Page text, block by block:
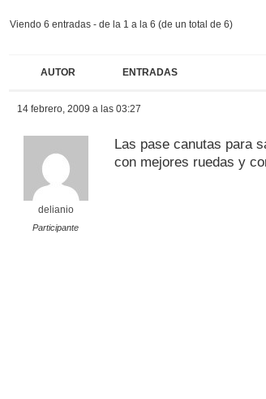
Viendo 6 entradas - de la 1 a la 6 (de un total de 6)
AUTOR ENTRADAS
14 febrero, 2009 a las 03:27
delianio
Participante
Las pase canutas para
con mejores ruedas y